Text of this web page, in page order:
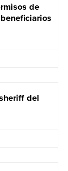
de
del